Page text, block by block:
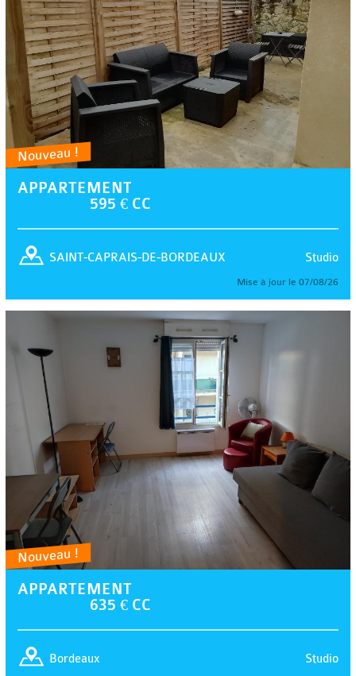
Nouveau !
APPARTEMENT
595 € CC
Studio
SAINT-CAPRAIS-DE-BORDEAUX
Mise à jour le 07/08/26
Nouveau !
APPARTEMENT
635 € CC
Studio
Bordeaux